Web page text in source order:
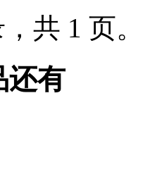
，共 1 页。
还有